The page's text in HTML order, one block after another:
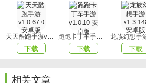
战，享受身临其境般的游戏乐趣。
【意想不到】
您可以运用各种出乎意料的技巧，击败
厚的奖励，无任何限制。
天天酷跑手游v1.0.67.0安卓版
下载
跑跑卡丁车手游v1.0.10 安卓版
下载 下载
相关文章